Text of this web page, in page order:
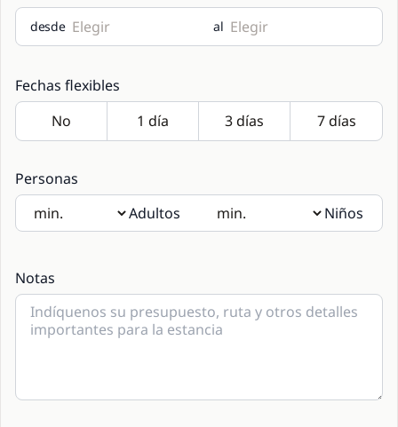
desde al
Fechas flexibles
Personas
Adultos
Niños
Notas